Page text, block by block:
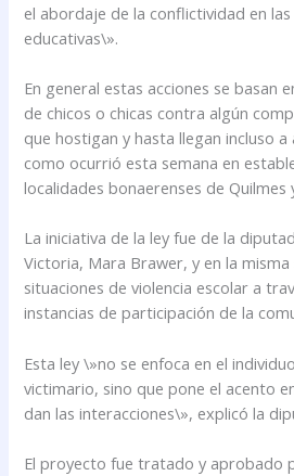
el abordaje de la conflictividad en
educativas\».
En general estas acciones se basan
de chicos o chicas contra algún
que hostigan y hasta llegan incluso
como ocurrió esta semana en
localidades bonaerenses de Quilmes
La iniciativa de la ley fue de la
Victoria, Mara Brawer, y en la
situaciones de violencia escolar a
instancias de participación de la
Esta ley \»no se enfoca en el
victimario, sino que pone el acento
dan las interacciones\», explicó la
El proyecto fue tratado y aprobado